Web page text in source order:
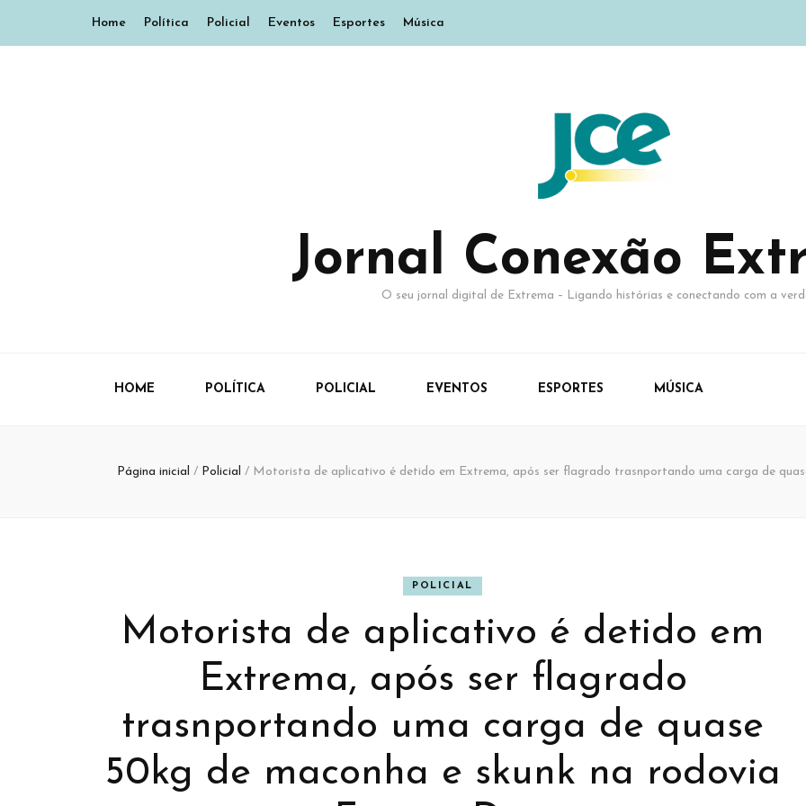
Home Política Policial Eventos Esportes Música
Jornal Conexão
O seu jornal digital de Extrema – Ligando histórias e conectando com a
HOME POLÍTICA POLICIAL EVENTOS ESPORTES MÚSICA
Página inicial / Policial / Motorista de aplicativo é detido em Extrema, após ser flagrado trasnportando uma carga de
POLICIAL
Motorista de aplicativo é detido em
Extrema, após ser flagrado
trasnportando uma carga de quase
50kg de maconha e skunk na rodovia